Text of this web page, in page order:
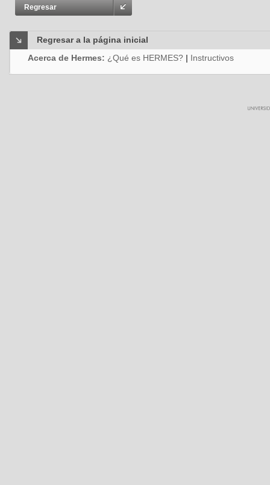
Regresar
Regresar a la página inicial
Acerca de Hermes: ¿Qué es HERMES? | Instructivos